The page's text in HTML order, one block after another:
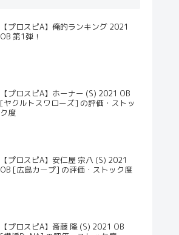
【プロスピA】俺的ランキング 2021
OB 第1弾！
【プロスピA】ホーナー (S) 2021 OB
[ヤクルトスワローズ] の評価・ストッ
ク度
【プロスピA】安仁屋 宗八 (S) 2021
OB [広島カープ] の評価・ストック度
【プロスピA】斎藤 隆 (S) 2021 OB